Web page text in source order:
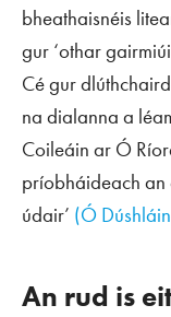
bheathaisnéis
gur ‘othar
Cé gur
na dialanna a
Coileáin ar Ó
príobháideach an
údair’ (Ó
An rud is